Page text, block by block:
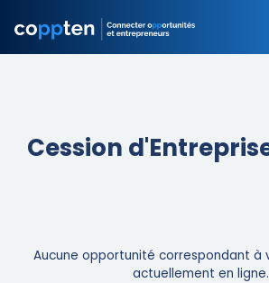
Cession
Aucune opportunité correspondant à
actuellement en ligne. ​